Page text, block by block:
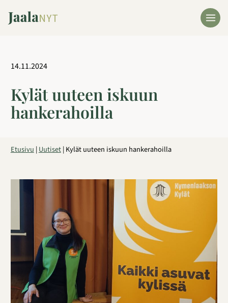
sisältöön
14.11.2024
Kylät uuteen iskuun
hankerahoilla
Etusivu|Uutiset|Kylät uuteen iskuun hankerahoilla